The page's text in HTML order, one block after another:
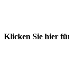
Klicken Sie hier